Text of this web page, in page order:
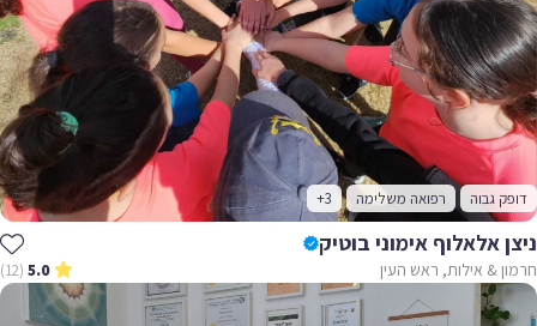
דופק גבוה רפואה משלימה +3
ניצן אלאלוף אימוני בוטיק
חרמון & אילות, ראש העין 5.0
(12)